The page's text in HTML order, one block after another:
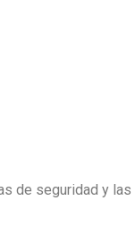
de seguridad y